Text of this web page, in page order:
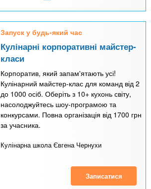
Запуск у будь-який час
Кулінарні корпоративні майстер-
класи
Корпоратив, який запам'ятають усі!
Кулінарний майстер-клас для команд від 2
до 1000 осіб. Оберіть з 10+ кухонь світу,
насолоджуйтесь шоу-програмою та
конкурсами. Повна організація від 1700 грн
за учасника.
Кулінарна школа Євгена Чернухи
Записатися